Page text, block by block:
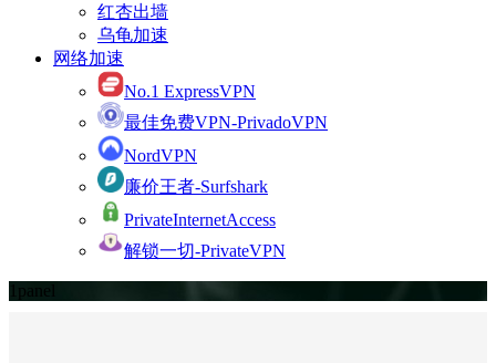
红杏出墙
乌龟加速
网络加速
No.1 ExpressVPN
最佳免费VPN-PrivadoVPN
NordVPN
廉价王者-Surfshark
PrivateInternetAccess
解锁一切-PrivateVPN
1panel